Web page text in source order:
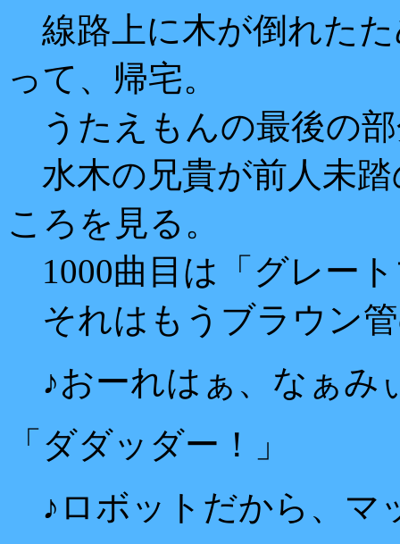
線路上に木が倒れた
って、帰宅。
うたえもんの最後の
水木の兄貴が前人未踏
ころを見る。
1000曲目は「グレー
それはもうブラウン
♪おーれはぁ、なぁみ
「ダダッダー！」
♪ロボットだから、マ